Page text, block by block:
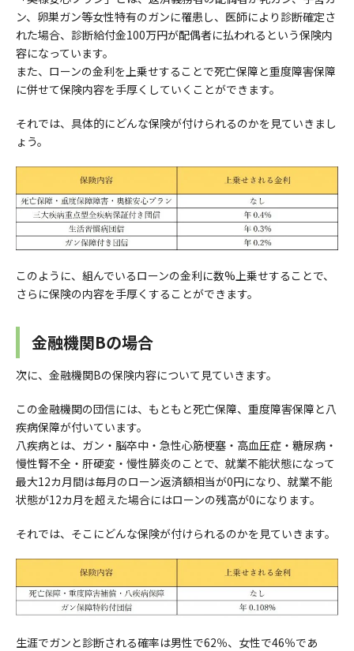
ン、卵巣ガン等女性特有のガンに罹患し、医師により診断確定さ
れた場合、診断給付金100万円が配偶者に払われるという保険内
容になっています。
また、ローンの金利を上乗せすることで死亡保障と重度障害保障
に併せて保険内容を手厚くしていくことができます。
それでは、具体的にどんな保険が付けられるのかを見ていきまし
ょう。
このように、組んでいるローンの金利に数%上乗せすることで、
さらに保険の内容を手厚くすることができます。
金融機関Bの場合
次に、金融機関Bの保険内容について見ていきます。
この金融機関の団信には、もともと死亡保障、重度障害保障と八
疾病保障が付いています。
八疾病とは、ガン・脳卒中・急性心筋梗塞・高血圧症・糖尿病・
慢性腎不全・肝硬変・慢性膵炎のことで、就業不能状態になって
最大12カ月間は毎月のローン返済額相当が0円になり、就業不能
状態が12カ月を超えた場合にはローンの残高が0になります。
それでは、そこにどんな保険が付けられるのかを見ていきます。
生涯でガンと診断される確率は男性で62％、女性で46％であ